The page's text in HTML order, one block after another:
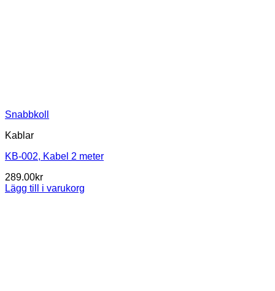
Snabbkoll
Kablar
KB-002, Kabel 2 meter
289.00kr
Lägg till i varukorg